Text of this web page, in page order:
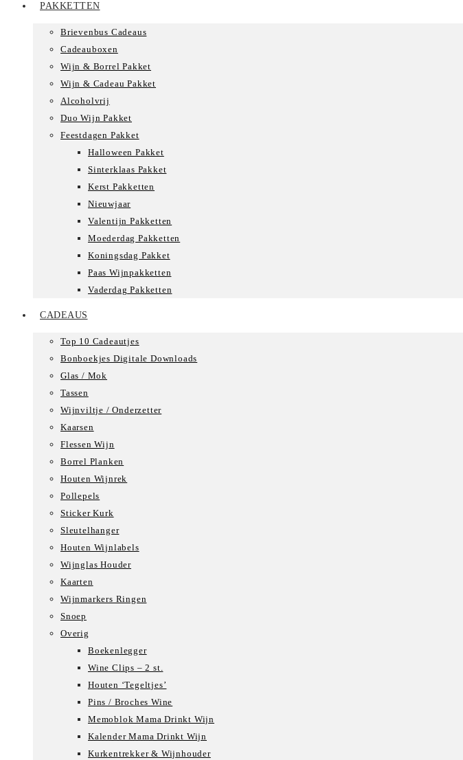
PAKKETTEN
Brievenbus Cadeaus
Cadeauboxen
Wijn & Borrel Pakket
Wijn & Cadeau Pakket
Alcoholvrij
Duo Wijn Pakket
Feestdagen Pakket
Halloween Pakket
Sinterklaas Pakket
Kerst Pakketten
Nieuwjaar
Valentijn Pakketten
Moederdag Pakketten
Koningsdag Pakket
Paas Wijnpakketten
Vaderdag Pakketten
CADEAUS
Top 10 Cadeautjes
Bonboekjes Digitale Downloads
Glas / Mok
Tassen
Wijnviltje / Onderzetter
Kaarsen
Flessen Wijn
Borrel Planken
Houten Wijnrek
Pollepels
Sticker Kurk
Sleutelhanger
Houten Wijnlabels
Wijnglas Houder
Kaarten
Wijnmarkers Ringen
Snoep
Overig
Boekenlegger
Wine Clips – 2 st.
Houten ‘Tegeltjes’
Pins / Broches Wine
Memoblok Mama Drinkt Wijn
Kalender Mama Drinkt Wijn
Kurkentrekker & Wijnhouder